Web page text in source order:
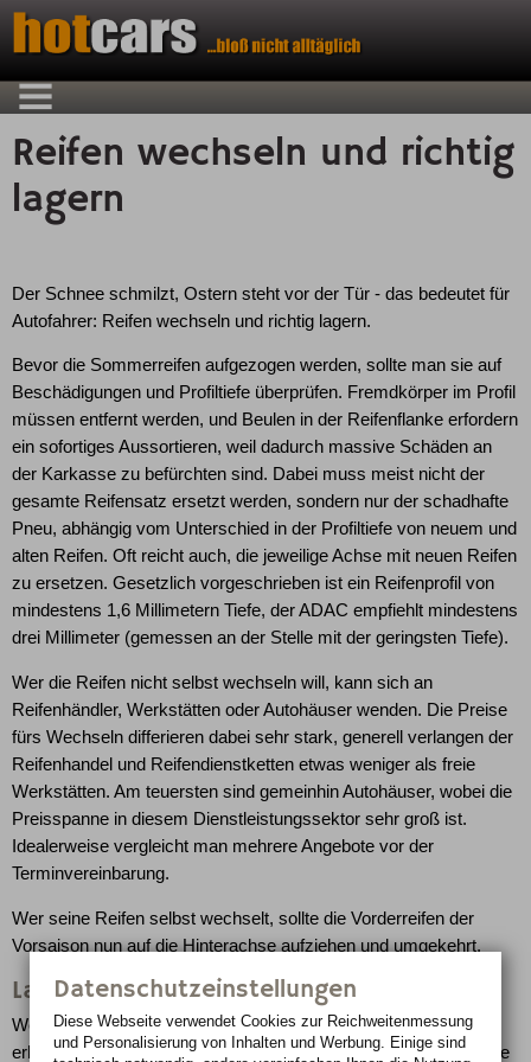
Reifen wechseln und richtig
lagern
Der Schnee schmilzt, Ostern steht vor der Tür - das bedeutet für
Autofahrer: Reifen wechseln und richtig lagern.
Bevor die Sommerreifen aufgezogen werden, sollte man sie auf
Beschädigungen und Profiltiefe überprüfen. Fremdkörper im Profil
müssen entfernt werden, und Beulen in der Reifenflanke erfordern
ein sofortiges Aussortieren, weil dadurch massive Schäden an
der Karkasse zu befürchten sind. Dabei muss meist nicht der
gesamte Reifensatz ersetzt werden, sondern nur der schadhafte
Pneu, abhängig vom Unterschied in der Profiltiefe von neuem und
alten Reifen. Oft reicht auch, die jeweilige Achse mit neuen Reifen
zu ersetzen. Gesetzlich vorgeschrieben ist ein Reifenprofil von
mindestens 1,6 Millimetern Tiefe, der ADAC empfiehlt mindestens
drei Millimeter (gemessen an der Stelle mit der geringsten Tiefe).
Wer die Reifen nicht selbst wechseln will, kann sich an
Reifenhändler, Werkstätten oder Autohäuser wenden. Die Preise
fürs Wechseln differieren dabei sehr stark, generell verlangen der
Reifenhandel und Reifendienstketten etwas weniger als freie
Werkstätten. Am teuersten sind gemeinhin Autohäuser, wobei die
Preisspanne in diesem Dienstleistungssektor sehr groß ist.
Idealerweise vergleicht man mehrere Angebote vor der
Terminvereinbarung.
Wer seine Reifen selbst wechselt, sollte die Vorderreifen der
Vorsaison nun auf die Hinterachse aufziehen und umgekehrt.
Lagerung
Wer Reifen auf Felgen zu Hause lagert, sollte den Luftdruck
erhöhen (ca. 0,5 bar mehr als vom Hersteller empfohlen) und die
Datenschutzeinstellungen
Diese Webseite verwendet Cookies zur Reichweiten­messung
und Personalisierung von Inhalten und Werbung. Einige sind